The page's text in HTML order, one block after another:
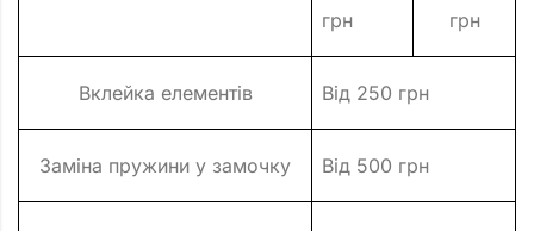
грн
грн
Вклейка елементів Від 250 грн
Заміна пружини у замочку Від 500 грн